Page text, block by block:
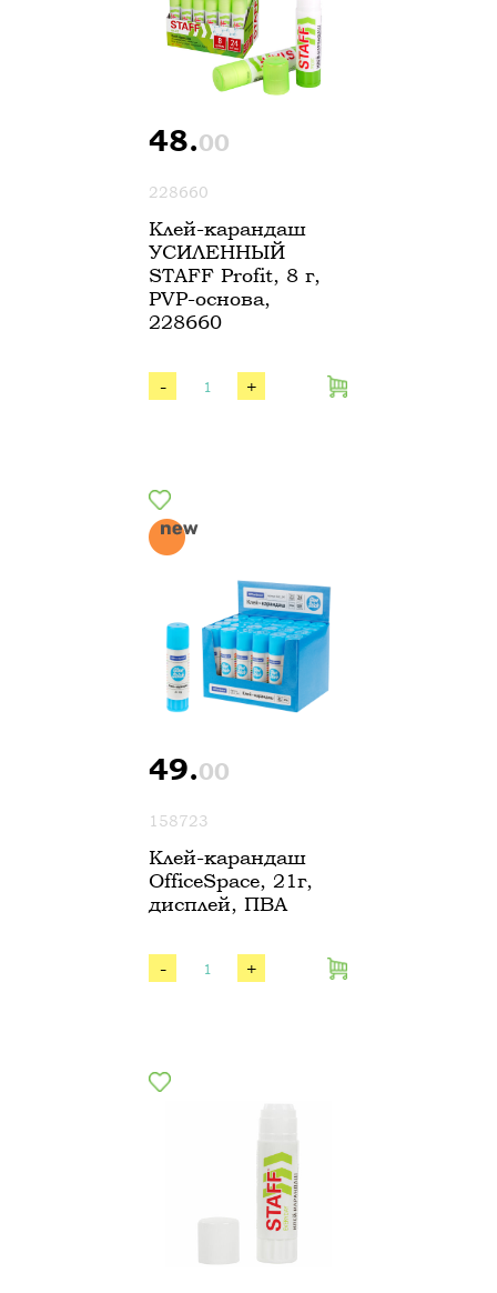
48.00
228660
Клей-карандаш
УСИЛЕННЫЙ
STAFF Profit, 8 г,
PVP-основа,
228660
- +
49.00
158723
Клей-карандаш
OfficeSpace, 21г,
дисплей, ПВА
- +